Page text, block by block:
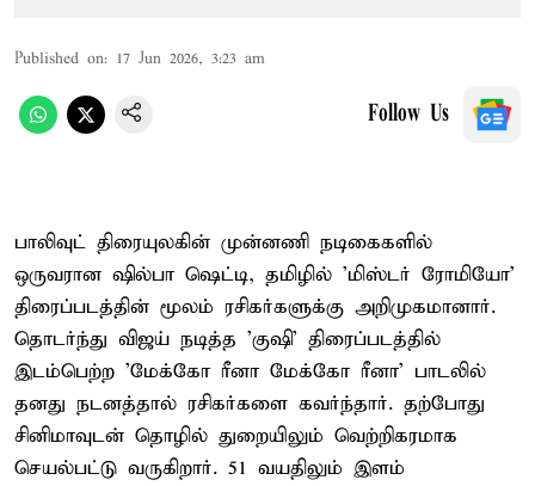
Published on: 17 Jun 2026, 3:23 am
Follow Us
பாலிவுட் திரையுலகின் முன்னணி நடிகைகளில்
ஒருவரான ஷில்பா ஷெட்டி, தமிழில் 'மிஸ்டர் ரோமியோ'
திரைப்படத்தின் மூலம் ரசிகர்களுக்கு அறிமுகமானார்.
தொடர்ந்து விஜய் நடித்த 'குஷி' திரைப்படத்தில்
இடம்பெற்ற 'மேக்கோ ரீனா மேக்கோ ரீனா' பாடலில்
தனது நடனத்தால் ரசிகர்களை கவர்ந்தார். தற்போது
சினிமாவுடன் தொழில் துறையிலும் வெற்றிகரமாக
செயல்பட்டு வருகிறார். 51 வயதிலும் இளம்